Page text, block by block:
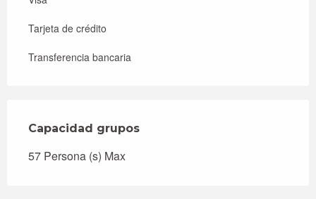
Tarjeta de crédito
Transferencia bancaria
Capacidad grupos
Capacidad grupos
57 Persona (s) Max